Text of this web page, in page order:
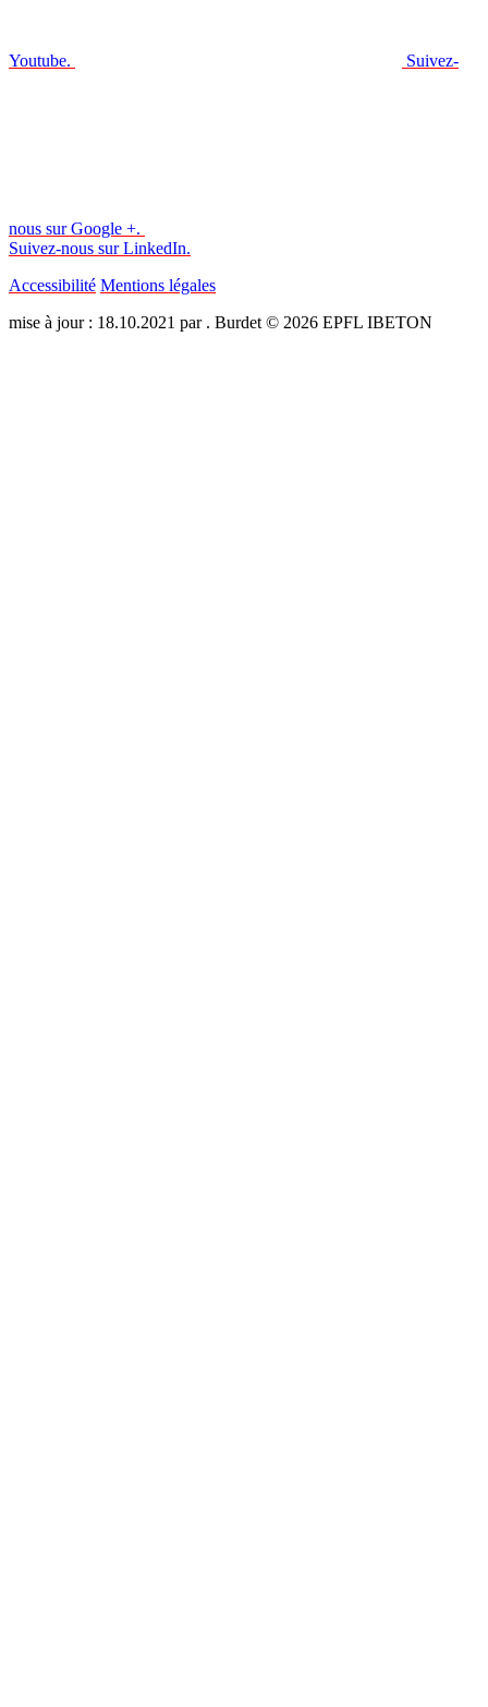
Youtube. Suivez-
nous sur Google +.
Suivez-nous sur LinkedIn.
Accessibilité Mentions légales
mise à jour : 18.10.2021 par . Burdet © 2026 EPFL IBETON